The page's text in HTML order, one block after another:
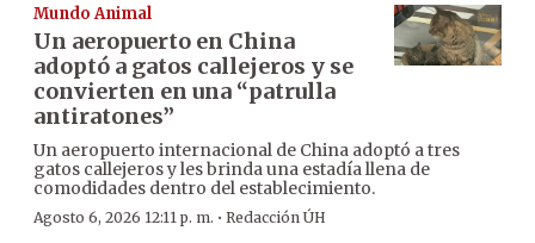
Mundo Animal
Un aeropuerto en China
adoptó a gatos callejeros y se
convierten en una “patrulla
antiratones”
Un aeropuerto internacional de China adoptó a tres
gatos callejeros y les brinda una estadía llena de
comodidades dentro del establecimiento.
Agosto 6, 2026 12:11 p. m. · Redacción ÚH